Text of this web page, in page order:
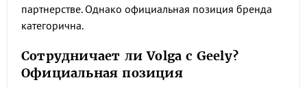
партнерстве. Однако официальная позиция бренда
категорична.
Сотрудничает ли Volga с Geely?
Официальная позиция